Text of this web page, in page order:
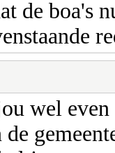
de boa's
wel
de